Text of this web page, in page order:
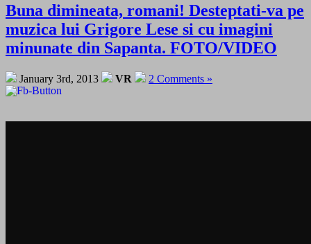
Buna dimineata, romani! Desteptati-va pe
muzica lui Grigore Lese si cu imagini
minunate din Sapanta. FOTO/VIDEO
January 3rd, 2013 VR 2 Comments »